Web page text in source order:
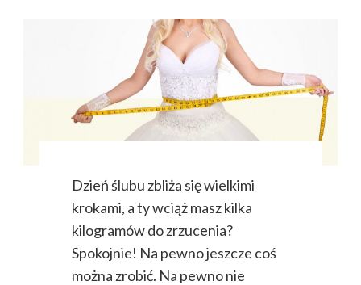
Dzień ślubu zbliża się wielkimi
krokami, a ty wciąż masz kilka
kilogramów do zrzucenia?
Spokojnie! Na pewno jeszcze coś
można zrobić. Na pewno nie